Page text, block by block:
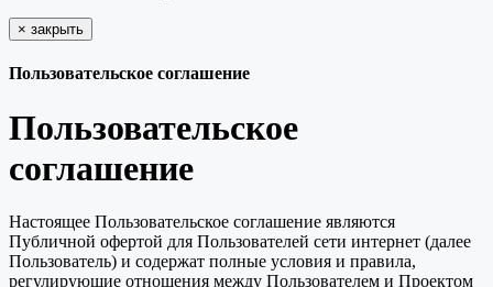
× закрыть
Пользовательское соглашение
Пользовательское
соглашение
Настоящее Пользовательское соглашение являются
Публичной офертой для Пользователей сети интернет (далее
Пользователь) и содержат полные условия и правила,
регулирующие отношения между Пользователем и Проектом